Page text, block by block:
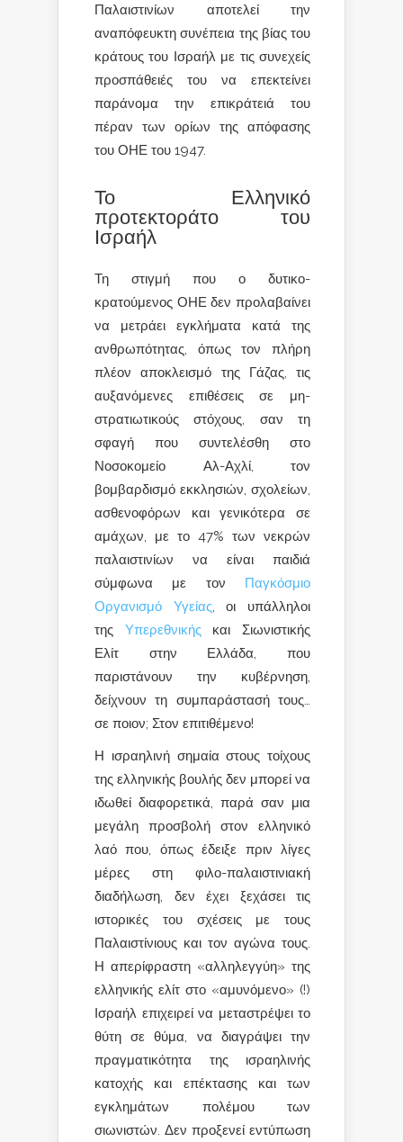
Παλαιστινίων αποτελεί την
αναπόφευκτη συνέπεια της βίας του
κράτους του Ισραήλ με τις συνεχείς
προσπάθειές του να επεκτείνει
παράνομα την επικράτειά του
πέραν των ορίων της απόφασης
του ΟΗΕ του 1947.
Το Ελληνικό
προτεκτοράτο του
Ισραήλ
Τη στιγμή που ο δυτικο-
κρατούμενος ΟΗΕ δεν προλαβαίνει
να μετράει εγκλήματα κατά της
ανθρωπότητας, όπως τον πλήρη
πλέον αποκλεισμό της Γάζας, τις
αυξανόμενες επιθέσεις σε μη-
στρατιωτικούς στόχους, σαν τη
σφαγή που συντελέσθη στο
Νοσοκομείο Αλ-Αχλί, τον
βομβαρδισμό εκκλησιών, σχολείων,
ασθενοφόρων και γενικότερα σε
αμάχων, με το 47% των νεκρών
παλαιστινίων να είναι παιδιά
σύμφωνα με τον Παγκόσμιο
Οργανισμό Υγείας, οι υπάλληλοι
της Υπερεθνικήςκαι Σιωνιστικής
Ελίτ στην Ελλάδα, που
παριστάνουν την κυβέρνηση,
δείχνουν τη συμπαράστασή τους…
σε ποιον; Στον επιτιθέμενο!
Η ισραηλινή σημαία στους τοίχους
της ελληνικής βουλής δεν μπορεί να
ιδωθεί διαφορετικά, παρά σαν μια
μεγάλη προσβολή στον ελληνικό
λαό που, όπως έδειξε πριν λίγες
μέρες στη φιλο-παλαιστινιακή
διαδήλωση, δεν έχει ξεχάσει τις
ιστορικές του σχέσεις με τους
Παλαιστίνιους και τον αγώνα τους.
Η απερίφραστη «αλληλεγγύη» της
ελληνικής ελίτ στο «αμυνόμενο» (!)
Ισραήλ επιχειρεί να μεταστρέψει το
θύτη σε θύμα, να διαγράψει την
πραγματικότητα της ισραηλινής
κατοχής και επέκτασης και των
εγκλημάτων πολέμου των
σιωνιστών. Δεν προξενεί εντύπωση